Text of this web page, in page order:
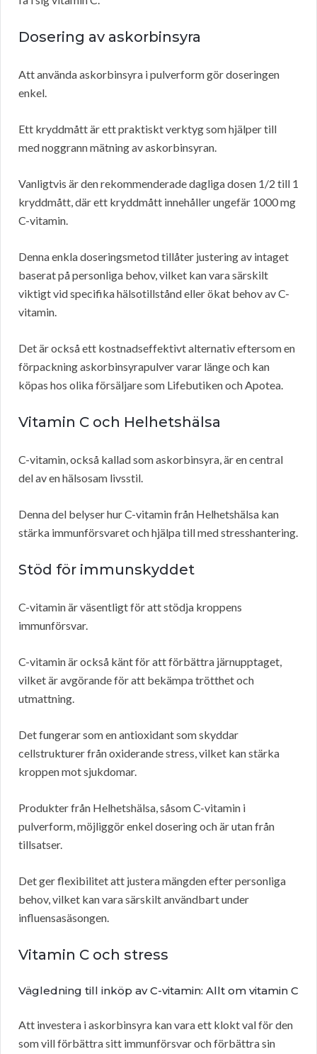
Dosering av askorbinsyra
Att använda askorbinsyra i pulverform gör doseringen
enkel.
Ett kryddmått är ett praktiskt verktyg som hjälper till
med noggrann mätning av askorbinsyran.
Vanligtvis är den rekommenderade dagliga dosen 1/2 till 1
kryddmått, där ett kryddmått innehåller ungefär 1000 mg
C-vitamin.
Denna enkla doseringsmetod tillåter justering av intaget
baserat på personliga behov, vilket kan vara särskilt
viktigt vid specifika hälsotillstånd eller ökat behov av C-
vitamin.
Det är också ett kostnadseffektivt alternativ eftersom en
förpackning askorbinsyrapulver varar länge och kan
köpas hos olika försäljare som Lifebutiken och Apotea.
Vitamin C och Helhetshälsa
C-vitamin, också kallad som askorbinsyra, är en central
del av en hälsosam livsstil.
Denna del belyser hur C-vitamin från Helhetshälsa kan
stärka immunförsvaret och hjälpa till med stresshantering.
Stöd för immunskyddet
C-vitamin är väsentligt för att stödja kroppens
immunförsvar.
C-vitamin är också känt för att förbättra järnupptaget,
vilket är avgörande för att bekämpa trötthet och
utmattning.
Det fungerar som en antioxidant som skyddar
cellstrukturer från oxiderande stress, vilket kan stärka
kroppen mot sjukdomar.
Produkter från Helhetshälsa, såsom C-vitamin i
pulverform, möjliggör enkel dosering och är utan från
tillsatser.
Det ger flexibilitet att justera mängden efter personliga
behov, vilket kan vara särskilt användbart under
influensasäsongen.
Vitamin C och stress
Vägledning till inköp av C-vitamin: Allt om vitamin C
Att investera i askorbinsyra kan vara ett klokt val för den
som vill förbättra sitt immunförsvar och förbättra sin